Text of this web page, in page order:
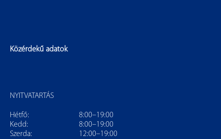
Közérdekű adatok
NYITVATARTÁS
Hétfő:
8:00–19:00
Kedd:
8:00–19:00
Szerda:
12:00–19:00